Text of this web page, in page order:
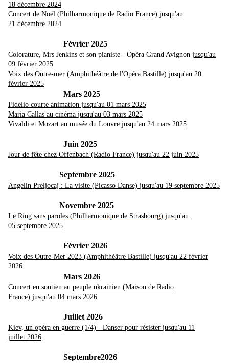
18 décembre 2024
Concert de Noël (Philharmonique de Radio France) jusqu'au
21 décembre 2024
Février 2025
Colorature, Mrs Jenkins et son pianiste - Opéra Grand Avignon jusqu'au
09 février 2025
Voix des Outre-mer (Amphithéâtre de l'Opéra Bastille) jusqu'au 20
février 2025
Mars 2025
Fidelio courte animation jusqu'au 01 mars 2025
Maria Callas au cinéma jusqu'au 03 mars 2025
Vivaldi et Mozart au musée du Louvre jusqu'au 24 mars 2025
Juin 2025
Jour de fête chez Offenbach (Radio France) jusqu'au 22 juin 2025
Septembre 2025
Angelin Preljocaj : La visite (Picasso Danse) jusqu'au 19 septembre 2025
Novembre 2025
Le Ring sans paroles (Philharmonique de Strasbourg) jusqu'au
05 septembre 2025
Février 2026
Voix des Outre-Mer 2023 (Amphithéâtre Bastille) jusqu'au 22 février
2026
Mars 2026
Concert en soutien au peuple ukrainien (Maison de Radio
France) jusqu'au 04 mars 2026
Juillet 2026
Kiev, un opéra en guerre (1/4) - Danser pour résister jusqu'au 11
juillet 2026
Septembre2026